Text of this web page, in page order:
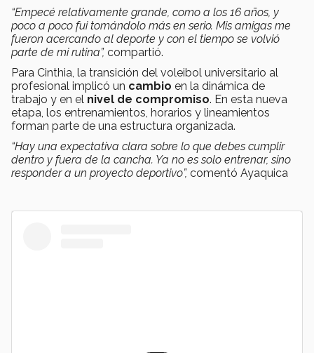
“Empecé relativamente grande, como a los 16 años, y
poco a poco fui tomándolo más en serio. Mis amigas me
fueron acercando al deporte y con el tiempo se volvió
parte de mi rutina”, compartió.
Para Cinthia, la transición del voleibol universitario al
profesional implicó un cambio en la dinámica de
trabajo y en el nivel de compromiso. En esta nueva
etapa, los entrenamientos, horarios y lineamientos
forman parte de una estructura organizada.
“Hay una expectativa clara sobre lo que debes cumplir
dentro y fuera de la cancha. Ya no es solo entrenar, sino
responder a un proyecto deportivo”, comentó Ayaquica